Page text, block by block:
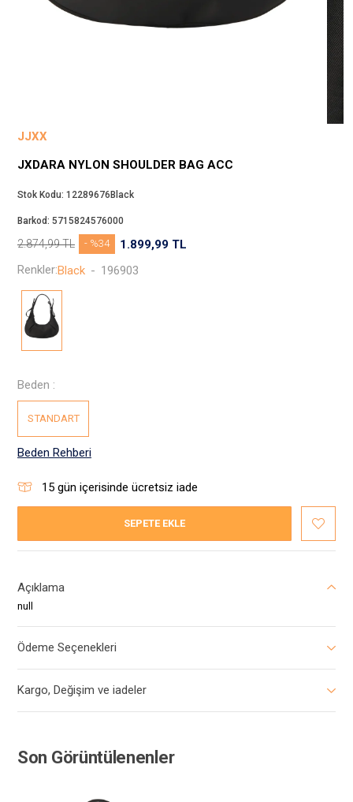
JJXX
JXDARA NYLON SHOULDER BAG ACC
Stok Kodu: 12289676Black
Barkod: 5715824576000
2.874,99TL 1.899,99 TL
- %34
Beden Rehberi
Beden :
STANDART
15 gün içerisinde ücretsiz iade
Renkler:Black - 196903
SEPETE EKLE
Açıklama
null
Ödeme Seçenekleri
Kargo, Değişim ve iadeler
Son Görüntülenenler
Jack & Jones
Gap
Koton
Wrangler
Lee
Only
Levi`s
Erke